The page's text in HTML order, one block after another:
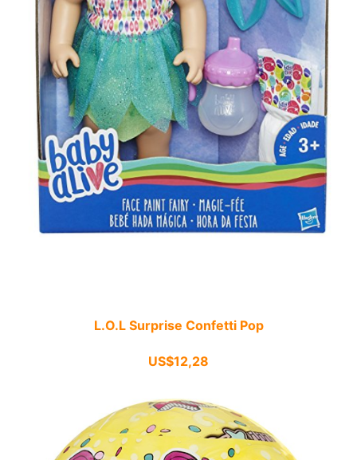
L.O.L Surprise Confetti Pop
US$12,28